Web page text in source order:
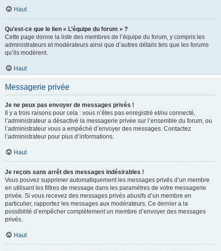
Haut
Qu’est-ce que le lien « L’équipe du forum » ?
Cette page donne la liste des membres de l’équipe du forum, y compris les
administrateurs et modérateurs ainsi que d’autres détails tels que les forums
qu’ils modèrent.
Haut
Messagerie privée
Je ne peux pas envoyer de messages privés !
Il y a trois raisons pour cela : vous n’êtes pas enregistré et/ou connecté,
l’administrateur a désactivé la messagerie privée sur l’ensemble du forum, ou
l’administrateur vous a empêché d’envoyer des messages. Contactez
l’administrateur pour plus d’informations.
Haut
Je reçois sans arrêt des messages indésirables !
Vous pouvez supprimer automatiquement les messages privés d’un membre
en utilisant les filtres de message dans les paramètres de votre messagerie
privée. Si vous recevez des messages privés abusifs d’un membre en
particulier, rapportez les messages aux modérateurs. Ce dernier a la
possibilité d’empêcher complètement un membre d’envoyer des messages
privés.
Haut